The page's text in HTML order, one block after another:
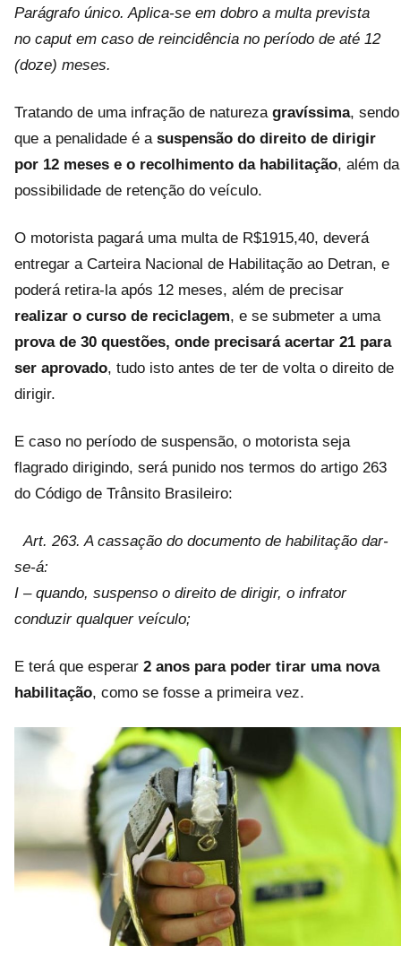
Parágrafo único. Aplica-se em dobro a multa prevista
no caput em caso de reincidência no período de até 12
(doze) meses.
Tratando de uma infração de naturezagravíssima, sendo
que a penalidade é a suspensão do direito de dirigir
por 12 meses e o recolhimento da habilitação, além da
possibilidade de retenção do veículo.
O motorista pagará uma multa de R$1915,40, deverá
entregar a Carteira Nacional de Habilitação ao Detran, e
poderá retira-la após 12 meses, além de precisar
realizar o curso de reciclagem, e se submeter a uma
prova de 30 questões, onde precisará acertar 21 para
ser aprovado, tudo isto antes de ter de volta o direito de
dirigir.
E caso no período de suspensão, o motorista seja
flagrado dirigindo, será punido nos termos do artigo 263
do Código de Trânsito Brasileiro:
Art. 263. A cassação do documento de habilitação dar-
se-á:
I – quando, suspenso o direito de dirigir, o infrator
conduzir qualquer veículo;
E terá que esperar 2 anos para poder tirar uma nova
habilitação, como se fosse a primeira vez.